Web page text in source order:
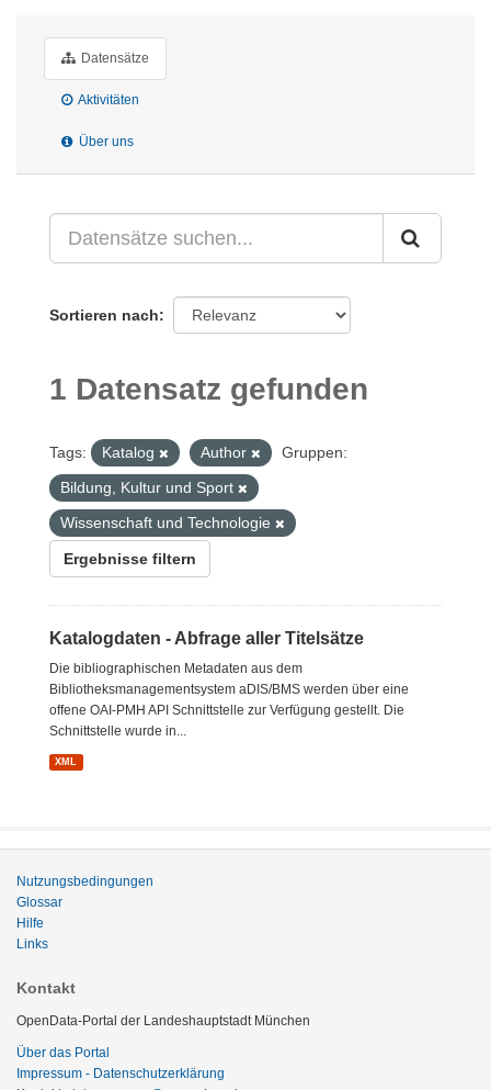
Datensätze
Aktivitäten
Über uns
Sortieren nach
1 Datensatz gefunden
Tags: Katalog Author
Gruppen:
Bildung, Kultur und Sport
Wissenschaft und Technologie
Ergebnisse filtern
Katalogdaten - Abfrage aller Titelsätze
Die bibliographischen Metadaten aus dem
Bibliotheksmanagementsystem aDIS/BMS werden über eine
offene OAI-PMH API Schnittstelle zur Verfügung gestellt. Die
Schnittstelle wurde in...
XML
Nutzungsbedingungen
Glossar
Hilfe
Links
Kontakt
OpenData-Portal der Landeshauptstadt München
Über das Portal
Impressum - Datenschutzerklärung